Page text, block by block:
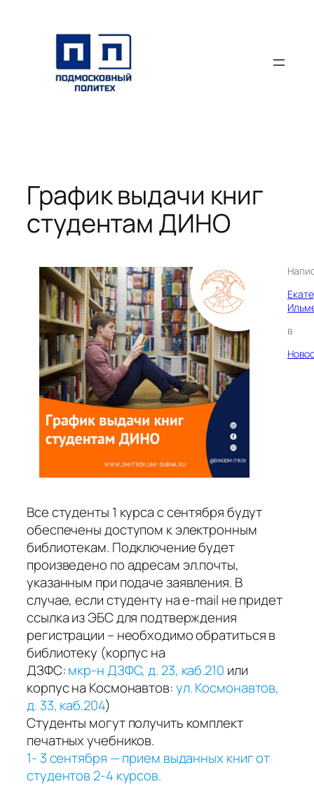
содержимому
График выдачи книг
студентам ДИНО
в
Все студенты 1 курса с сентября будут
обеспечены доступом к электронным
библиотекам. Подключение будет
произведено по адресам эл.почты,
указанным при подаче заявления. В
случае, если студенту на e-mail не придет
ссылка из ЭБС для подтверждения
регистрации – необходимо обратиться в
библиотеку (корпус на
ДЗФС:мкр-н ДЗФС, д. 23, каб.210 или
корпус на Космонавтов:ул. Космонавтов,
д. 33, каб.204)
Студенты могут получить комплект
печатных учебников.
1- 3 сентября — прием выданных книг от
студентов 2-4 курсов.